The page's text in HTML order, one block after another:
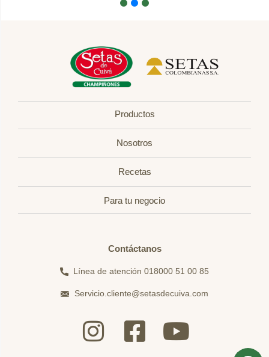
Productos
Nosotros
Recetas
Para tu negocio
Contáctanos
Línea de atención 018000 51 00 85
Servicio.cliente@setasdecuiva.com